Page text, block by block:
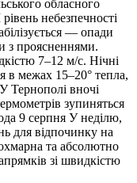
обласного
небезпечності
— опади
з проясненнями.
7–12 м/с. Нічні
в межах 15–20° тепла,
Тернополі вночі
зупиняться
9 серпня У неділю,
для відпочинку на
та абсолютно
зі швидкістю